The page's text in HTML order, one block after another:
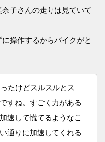
子さんの走りは見ていて
操作するからバイクがと
たけどスルスルとス
すね。すごく力がある
速して慌てるようなこ
通りに加速してくれる